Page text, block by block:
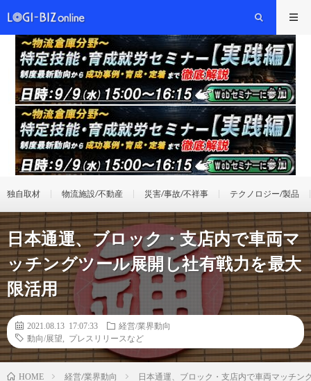
独自取材 物流施設/不動産 災害/事故/不祥事 テクノロジー/製品
日本通運、ブロック・支店内で車両マ
ッチングツール展開し社有戦力を最大
限活用
2021.08.13 17:07:33
経営/業界動向
動向/展望
プレスリリースなど
HOME 経営/業界動向 日本通運、ブロック・支店内で車両マッチン